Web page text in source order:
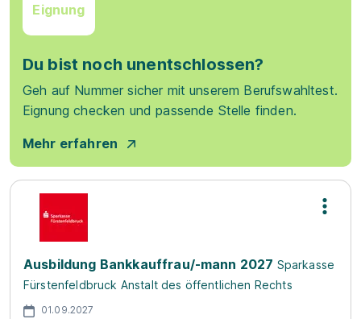
Eignung
Du bist noch unentschlossen?
Geh auf Nummer sicher mit unserem Berufswahltest.
Eignung checken und passende Stelle finden.
Mehr erfahren
Ausbildung Bankkauffrau/-mann 2027 Sparkasse
Fürstenfeldbruck Anstalt des öffentlichen Rechts
01.09.2027